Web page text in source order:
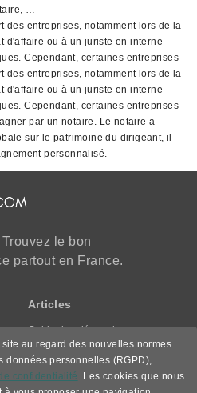
…
des entreprises, notamment lors de la
d'affaire ou à un juriste en interne
Cependant, certaines entreprises
des entreprises, notamment lors de la
d'affaire ou à un juriste en interne
Cependant, certaines entreprises
par un notaire. Le notaire a
sur le patrimoine du dirigeant, il
personnalisé.
le bon
partout en France.
Articles
Guide des démarches
au regard des nouvelles normes
données personnelles (RGPD),
confidentialité . Les cookies que nous